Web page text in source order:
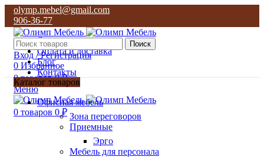
olymp.mebel@gmail.com
906-36-77
О нас
Оплата и доставка
Блог
Контакты
906-36-77
Поиск
Вход / Регистрация
0 Избранное
0товаров 0₽
Меню
0 товаров 0 ₽
Каталог товаров
Офисная мебель
Зона переговоров
Приемные
Эрго
Мебель для персонала